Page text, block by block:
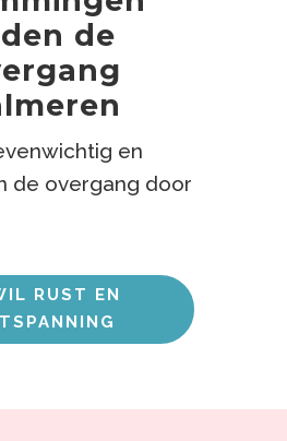
de
en
de overgang door
RUST EN